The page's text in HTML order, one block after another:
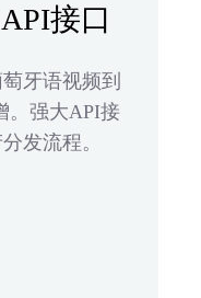
接口
牙语视频到
。强大API接
发流程。